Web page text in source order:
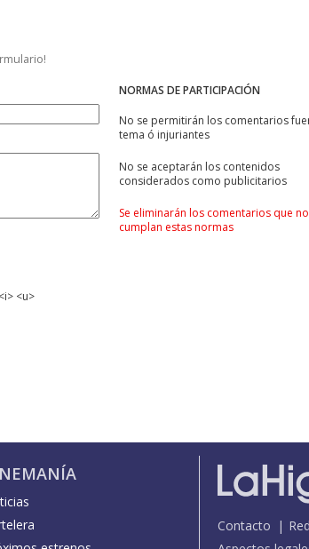
NORMAS DE PARTICIPACIÓN
No se permitirán los comentarios
tema ó injuriantes
No se aceptarán los contenidos
considerados como publicitarios
Se eliminarán los comentarios que no
cumplan estas normas
<u>
Contacto